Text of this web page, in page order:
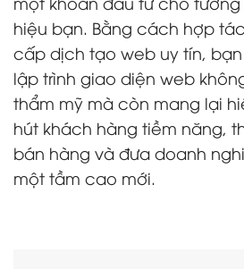
hiệu bạn. Bằng cách hợp
cấp dịch tạo web uy tín,
lập trình giao diện web
thẩm mỹ mà còn mang lại
hút khách hàng tiềm năng,
bán hàng và đưa doanh
một tầm cao mới.